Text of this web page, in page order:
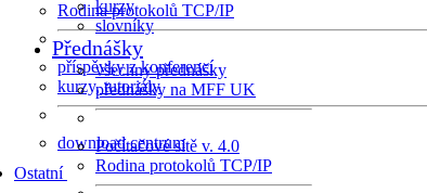
Rodina protokolů TCP/IP
příspěvky z konferencí
kurzy, tutoriály
download centrum
Ostatní
kurzy
slovníky
Přednášky
všechny přednášky
přednášky na MFF UK
Počítačové sítě v. 4.0
Rodina protokolů TCP/IP